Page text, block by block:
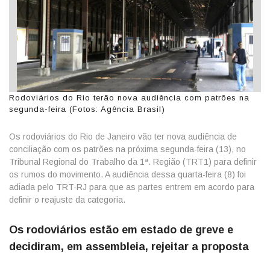
Rodoviários do Rio terão nova audiência com patrões na
segunda-feira (Fotos: Agência Brasil)
Os rodoviários do Rio de Janeiro vão ter nova audiência de
conciliação com os patrões na próxima segunda-feira (13), no
Tribunal Regional do Trabalho da 1ª. Região (TRT1) para definir
os rumos do movimento. A audiência dessa quarta-feira (8) foi
adiada pelo TRT-RJ para que as partes entrem em acordo para
definir o reajuste da categoria.
Os rodoviários estão em estado de greve e
decidiram, em assembleia, rejeitar a proposta